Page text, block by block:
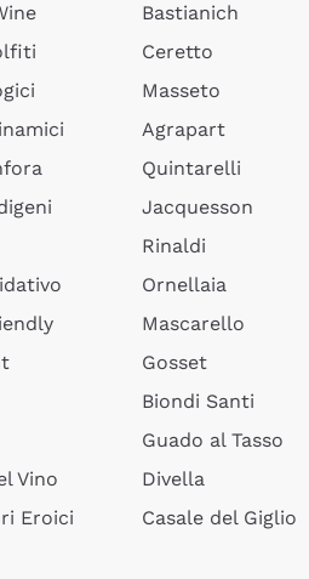
Vino
Eroici
Bastianich
Ceretto
Masseto
Agrapart
Quintarelli
Jacquesson
Rinaldi
Ornellaia
Mascarello
Gosset
Biondi Santi
Guado al Tasso
Divella
Casale del Giglio